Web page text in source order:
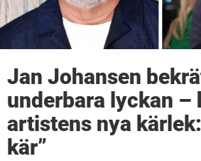
Jan Johansen
underbara lyckan –
artistens nya
kär”